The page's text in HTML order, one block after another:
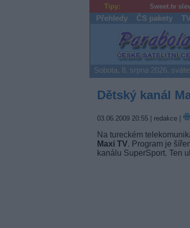
Tipy: Sweet.tv
Přehledy ČS pakety
Sobota, 8. srpna 2026,
Dětský kanál
03.06.2009 20:55| redakce |
Na tureckém
Maxi TV. Program je
kanálu SuperSport. Ten